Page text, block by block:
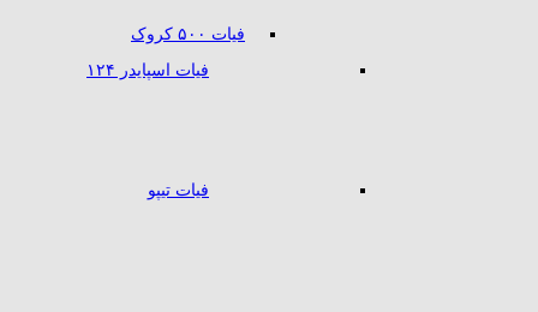
فیات ۵۰۰ کروک
فیات اسپایدر ۱۲۴
فیات تیپو